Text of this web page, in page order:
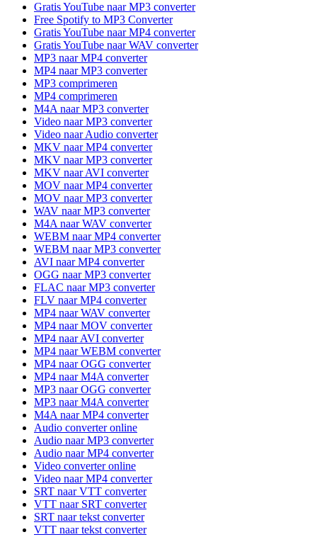
Gratis YouTube naar MP3 converter
Free Spotify to MP3 Converter
Gratis YouTube naar MP4 converter
Gratis YouTube naar WAV converter
MP3 naar MP4 converter
MP4 naar MP3 converter
MP3 comprimeren
MP4 comprimeren
M4A naar MP3 converter
Video naar MP3 converter
Video naar Audio converter
MKV naar MP4 converter
MKV naar MP3 converter
MKV naar AVI converter
MOV naar MP4 converter
MOV naar MP3 converter
WAV naar MP3 converter
M4A naar WAV converter
WEBM naar MP4 converter
WEBM naar MP3 converter
AVI naar MP4 converter
OGG naar MP3 converter
FLAC naar MP3 converter
FLV naar MP4 converter
MP4 naar WAV converter
MP4 naar MOV converter
MP4 naar AVI converter
MP4 naar WEBM converter
MP4 naar OGG converter
MP4 naar M4A converter
MP3 naar OGG converter
MP3 naar M4A converter
M4A naar MP4 converter
Audio converter online
Audio naar MP3 converter
Audio naar MP4 converter
Video converter online
Video naar MP4 converter
SRT naar VTT converter
VTT naar SRT converter
SRT naar tekst converter
VTT naar tekst converter